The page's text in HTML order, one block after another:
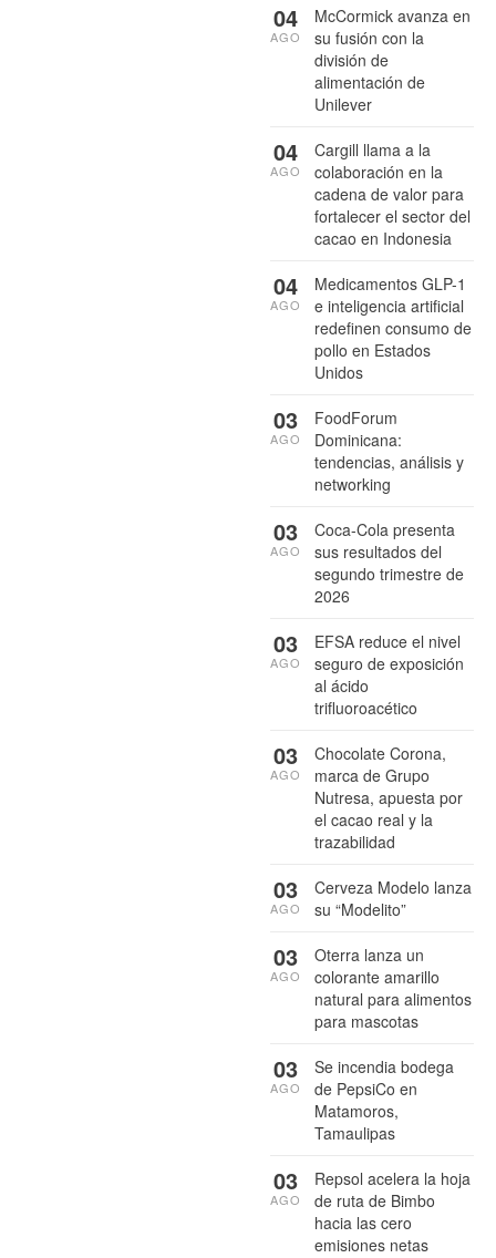
McCormick avanza en
su fusión con la
división de
alimentación de
Unilever
04
AGO
Cargill llama a la
colaboración en la
cadena de valor para
fortalecer el sector del
cacao en Indonesia
04
AGO
Medicamentos GLP-1
e inteligencia artificial
redefinen consumo de
pollo en Estados
Unidos
04
AGO
FoodForum
Dominicana:
tendencias, análisis y
networking
03
AGO
Coca-Cola presenta
sus resultados del
segundo trimestre de
2026
03
AGO
EFSA reduce el nivel
seguro de exposición
al ácido
trifluoroacético
03
AGO
Chocolate Corona,
marca de Grupo
Nutresa, apuesta por
el cacao real y la
trazabilidad
03
AGO
Cerveza Modelo lanza
su “Modelito”
03
AGO
Oterra lanza un
colorante amarillo
natural para alimentos
para mascotas
03
AGO
Se incendia bodega
de PepsiCo en
Matamoros,
Tamaulipas
03
AGO
Repsol acelera la hoja
de ruta de Bimbo
hacia las cero
emisiones netas
03
AGO